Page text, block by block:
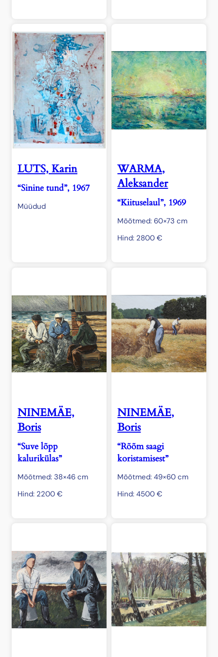
LUTS, Karin
“Sinine tund”, 1967
Müüdud
WARMA,
Aleksander
“Kiituselaul”, 1969
Mõõtmed: 60×73 cm
Hind: 2800€
NINEMÄE,
Boris
“Suve lõpp
kalurikülas”
Mõõtmed: 38×46 cm
Hind: 2200 €
NINEMÄE,
Boris
“Rõõm saagi
koristamisest”
Mõõtmed: 49×60 cm
Hind:4500€